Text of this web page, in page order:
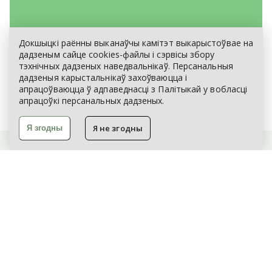
ЭЛЕКТРОННЫ ЗВАРОТ
КАРТА САЙТА
Докшыцкі раённы выканаўчы камітэт выкарыстоўвае на
дадзеным сайце cookies-файлы і сэрвісы збору
тэхнічных дадзеных наведвальнікаў. Персанальныя
дадзеныя карыстальнікаў захоўваюцца і
апрацоўваюцца ў адпаведнасці з Палітыкай у вобласці
апрацоўкі персанальных дадзеных.
Я не згодны
Я згодны